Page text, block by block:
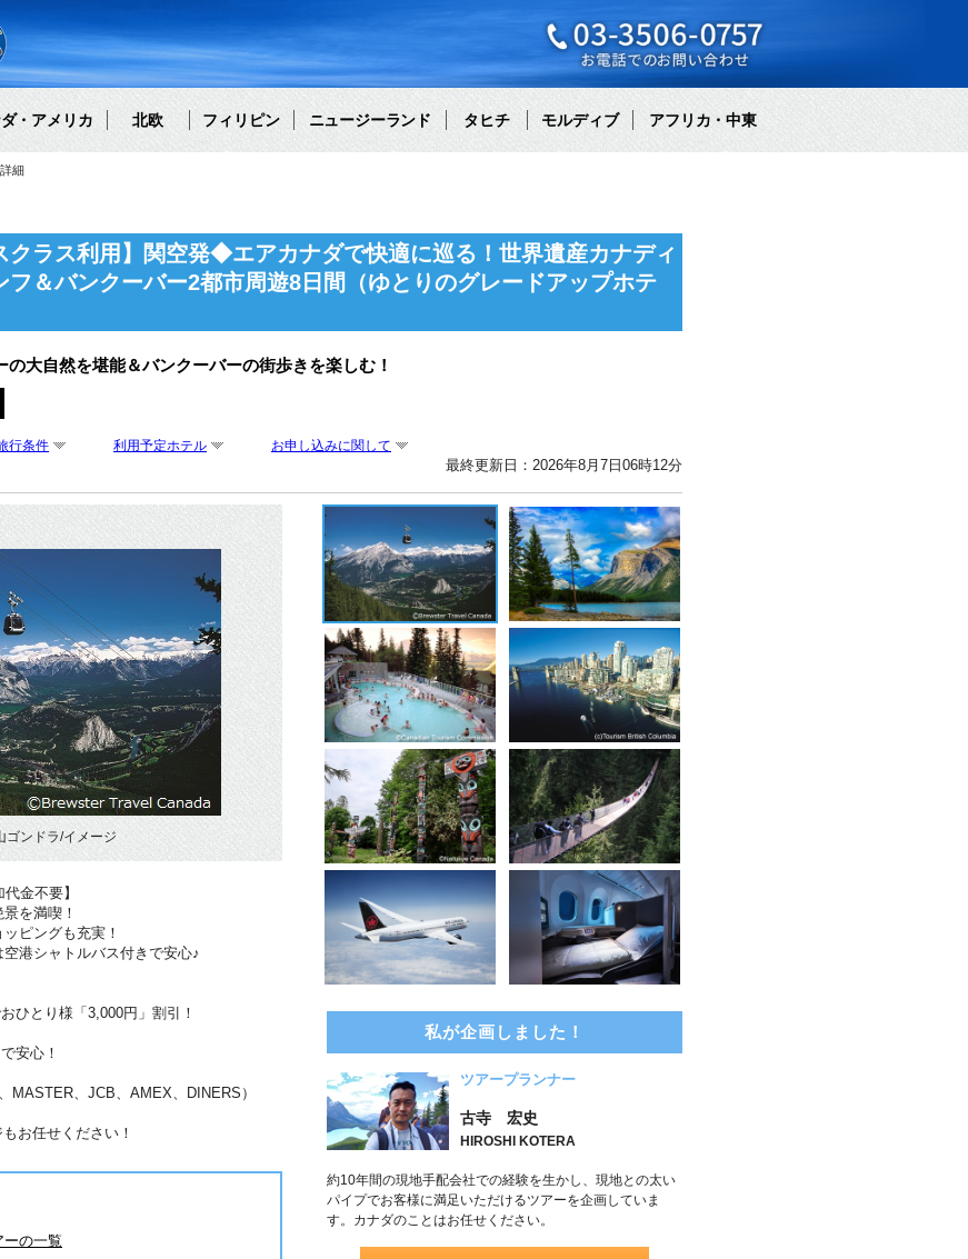
・アメリカ 北欧 フィリピン ニュージーランド タヒチ モルディブ アフリカ・中東
細
クラス利用】関空発◆エアカナダで快適に巡る！世界遺産カナディ
フ＆バンクーバー2都市周遊8日間（ゆとりのグレードアップホテ
大自然を堪能＆バンクーバーの街歩きを楽しむ！
行条件 利用予定ホテル お申し込みに関して
最終更新日：2026年8月7日06時12分
ゴンドラ/イメージ
金不要】
を満喫！
ピングも充実！
港シャトルバス付きで安心♪
ひとり様「3,000円」割引！
安心！
MASTER、JCB、AMEX、DINERS）
お任せください！
の一覧
私が企画しました！
ツアープランナー
古寺 宏史
HIROSHI KOTERA
約10年間の現地手配会社での経験を生かし、現地との太い
パイプでお客様に満足いただけるツアーを企画していま
す。カナダのことはお任せください。